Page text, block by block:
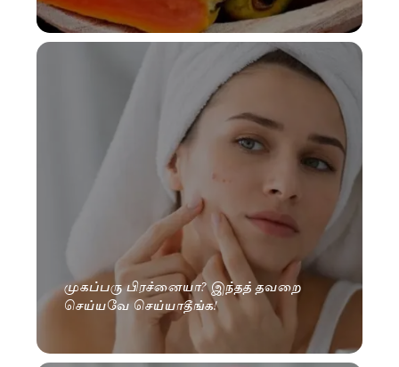
முகப்பரு பிரச்னையா? இந்தத் தவறை
செய்யவே செய்யாதீங்க!